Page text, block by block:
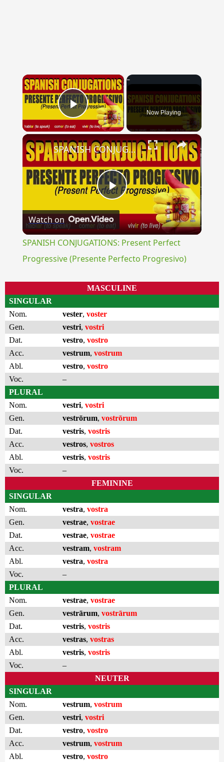
×
Play Video Now Playing
×
Play
Video
SPANISH CONJUGATIONS: Present Perfect Progressive (Presente Perfecto Progresivo)
Watch on
SPANISH CONJUGATIONS: Present Perfect
Progressive (Presente Perfecto Progresivo)
MASCULINE
SINGULAR
Nom.
vester, voster
Gen.
vestri, vostri
Dat.
vestro, vostro
Acc.
vestrum, vostrum
Abl.
vestro, vostro
Voc.
–
PLURAL
Nom.
vestri, vostri
Gen.
vestrōrum, vostrōrum
Dat.
vestris, vostris
Acc.
vestros, vostros
Abl.
vestris, vostris
Voc.
–
FEMININE
SINGULAR
Nom.
vestra, vostra
Gen.
vestrae, vostrae
Dat.
vestrae, vostrae
Acc.
vestram, vostram
Abl.
vestra, vostra
Voc.
–
PLURAL
Nom.
vestrae, vostrae
Gen.
vestrārum, vostrārum
Dat.
vestris, vostris
Acc.
vestras, vostras
Abl.
vestris, vostris
Voc.
–
NEUTER
SINGULAR
Nom.
vestrum, vostrum
Gen.
vestri, vostri
Dat.
vestro, vostro
Acc.
vestrum, vostrum
Abl.
vestro, vostro